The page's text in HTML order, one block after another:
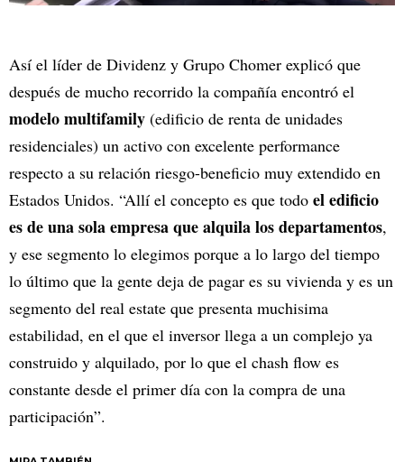
Así el líder de Dividenz y Grupo Chomer explicó que
después de mucho recorrido la compañía encontró el
modelo multifamily (edificio de renta de unidades
residenciales) un activo con excelente performance
respecto a su relación riesgo-beneficio muy extendido en
Estados Unidos. “Allí el concepto es que todo el edificio
es de una sola empresa que alquila los departamentos,
y ese segmento lo elegimos porque a lo largo del tiempo
lo último que la gente deja de pagar es su vivienda y es un
segmento del real estate que presenta muchisima
estabilidad, en el que el inversor llega a un complejo ya
construido y alquilado, por lo que el chash flow es
constante desde el primer día con la compra de una
participación”.